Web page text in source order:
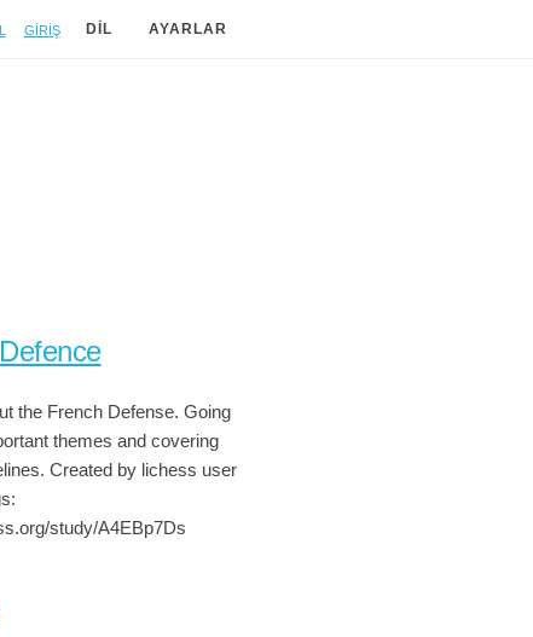
Giriş DIL AYARLAR
the French Defense. Going
themes and covering
Created by lichess user
study/A4EBp7Ds